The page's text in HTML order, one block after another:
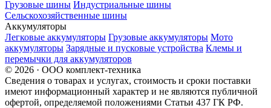
Грузовые шины Индустриальные шины
Сельскохозяйственные шины
Аккумуляторы
Легковые аккумуляторы Грузовые аккумуляторы Мото
аккумуляторы Зарядные и пусковые устройства Клемы и
перемычки для аккумуляторов
© 2026 · ООО комплект-техника
Сведения о товарах и услугах, стоимость и сроки поставки
имеют информационный характер и не являются публичной
офертой, определяемой положениями Статьи 437 ГК РФ.